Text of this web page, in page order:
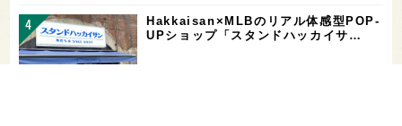
Hakkaisan×MLBのリアル体感型POP-
UPショップ「スタンドハッカイサ…